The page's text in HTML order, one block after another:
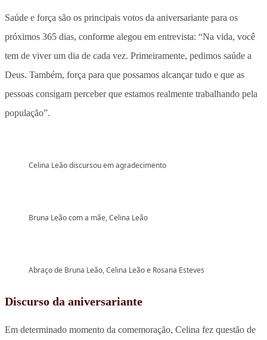
Saúde e força são os principais votos da aniversariante para os
próximos 365 dias, conforme alegou em entrevista: “Na vida, você
tem de viver um dia de cada vez. Primeiramente, pedimos saúde a
Deus. Também, força para que possamos alcançar tudo e que as
pessoas consigam perceber que estamos realmente trabalhando pela
população”.
Celina Leão discursou em agradecimento
Bruna Leão com a mãe, Celina Leão
Abraço de Bruna Leão, Celina Leão e Rosana Esteves
Discurso da aniversariante
Em determinado momento da comemoração, Celina fez questão de